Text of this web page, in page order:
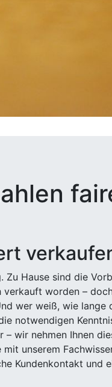
Hause sind die
worden –
wer weiß, wie lange
notwendigen
wir nehmen Ihnen
unserem
Kundenkontakt und